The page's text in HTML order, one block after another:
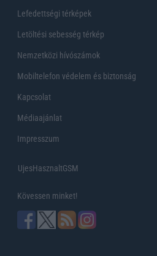
Lefedettségi térképek
Letöltési sebesség térkép
Nemzetközi hívószámok
Mobiltelefon védelem és biztonság
Kapcsolat
Médiaajánlat
Impresszum
UjesHasznaltGSM
Kövessen minket!